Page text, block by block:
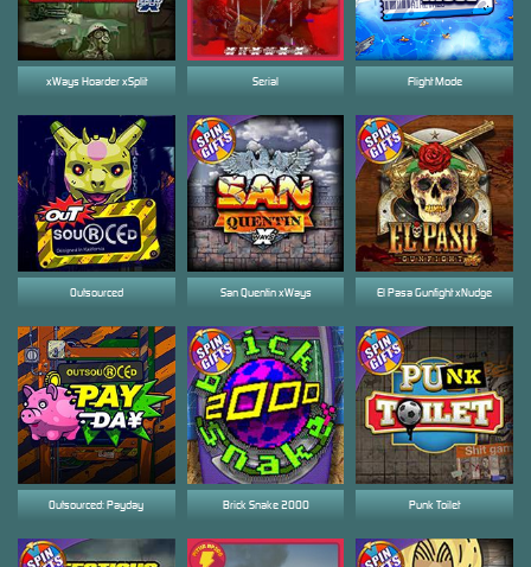
Outsourced
Outsourced: Payday
El Pasa Gunfight xNudge
Brick Snake 2000
Flight Mode
San Quentin xWays
Serial
Punk Toilet
xWays Hoarder xSplit